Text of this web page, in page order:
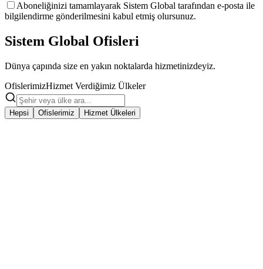
Aboneliğinizi tamamlayarak Sistem Global tarafından e-posta ile
bilgilendirme gönderilmesini kabul etmiş olursunuz.
Sistem Global Ofisleri
Dünya çapında size en yakın noktalarda hizmetinizdeyiz.
OfislerimizHizmet Verdiğimiz Ülkeler
Hepsi Ofislerimiz Hizmet Ülkeleri